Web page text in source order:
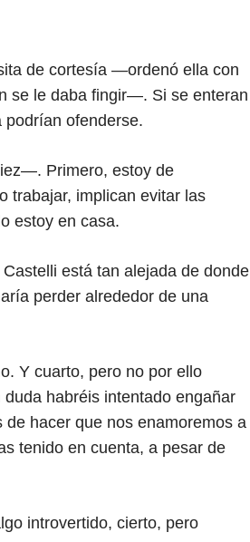
de cortesía —ordenó ella con
se le daba fingir—. Si se enteran
podrían ofenderse.
Primero, estoy de
trabajar, implican evitar las
estoy en casa.
está tan alejada de donde
perder alrededor de una
Y cuarto, pero no por ello
habréis intentado engañar
hacer que nos enamoremos a
tenido en cuenta, a pesar de
introvertido, cierto, pero